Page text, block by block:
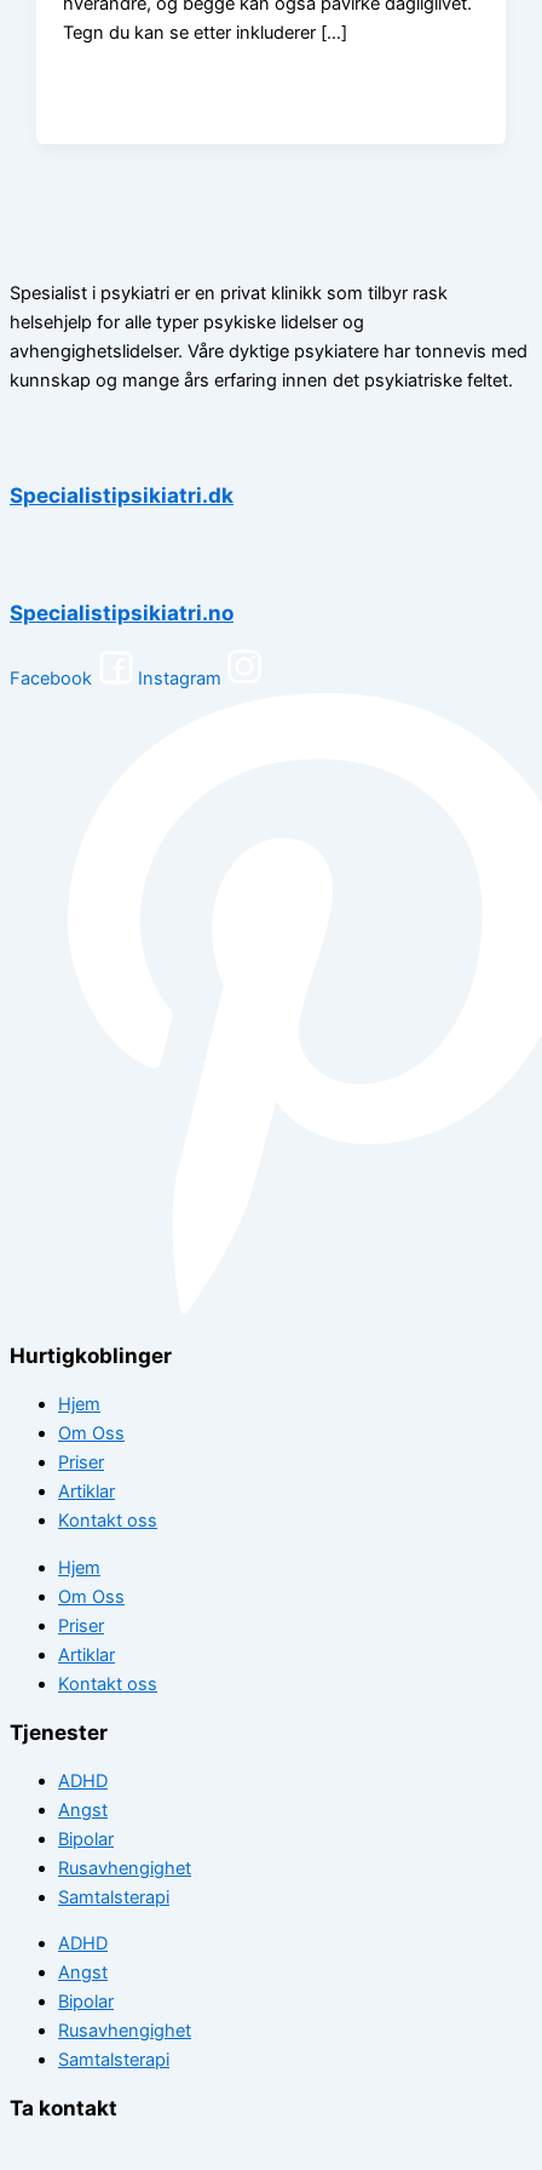
Tegn du kan se etter inkluderer […]
Spesialist i psykiatri er en privat klinikk som tilbyr rask
helsehjelp for alle typer psykiske lidelser og
avhengighetslidelser. Våre dyktige psykiatere har tonnevis med
kunnskap og mange års erfaring innen det psykiatriske feltet.
Specialistipsikiatri.dk
Specialistipsikiatri.no
Facebook Instagram
Hurtigkoblinger
Hjem
Om Oss
Priser
Artiklar
Kontakt oss
Hjem
Om Oss
Priser
Artiklar
Kontakt oss
Tjenester
ADHD
Angst
Bipolar
Rusavhengighet
Samtalsterapi
ADHD
Angst
Bipolar
Rusavhengighet
Samtalsterapi
Ta kontakt